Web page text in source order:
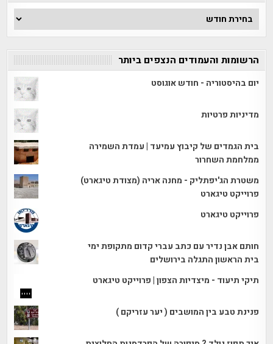
ארכיון
הכתבות
הרשומות והעמודים הנצפים ביותר
יום בהיסטוריה - חודש אוגוסט
מדיניות פרטיות
בית הגמדים של קיבוץ עמיעד | עמדת השמירה
ממלחמת השחרור
משטרת הג'יפתליק - מחנה אריה (מצודת טיגארט)
פרוייקט טיגארט
פרוייקט טיגארט
חותם אבן נדיר עם כתב עברי קדום מתקופת ימי
בית הראשון התגלה בירושלים
תיקי תיעוד - מיצדיות הצפון | פרוייקט טיגארט
פנינת טבע בין המושבים ( יער עזריקם )